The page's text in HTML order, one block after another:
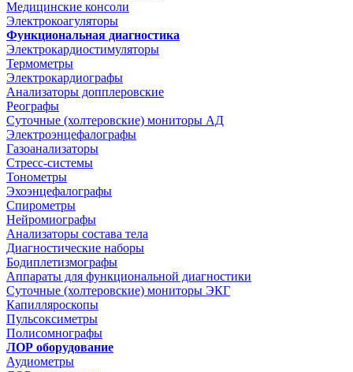
Медицинские консоли
Электрокоагуляторы
Функциональная диагностика
Электрокардиостимуляторы
Термометры
Электрокардиографы
Анализаторы допплеровские
Реографы
Суточные (холтеровские) мониторы АД
Электроэнцефалографы
Газоанализаторы
Стресс-системы
Тонометры
Эхоэнцефалографы
Спирометры
Нейромиографы
Анализаторы состава тела
Диагностические наборы
Бодиплетизмографы
Аппараты для функциональной диагностики
Суточные (холтеровские) мониторы ЭКГ
Капилляроскопы
Пульсоксиметры
Полисомнографы
ЛОР оборудование
Аудиометры